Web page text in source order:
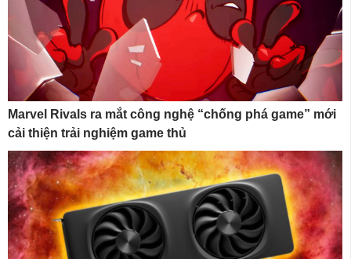
Marvel Rivals ra mắt công nghệ “chống phá game” mới
cải thiện trải nghiệm game thủ